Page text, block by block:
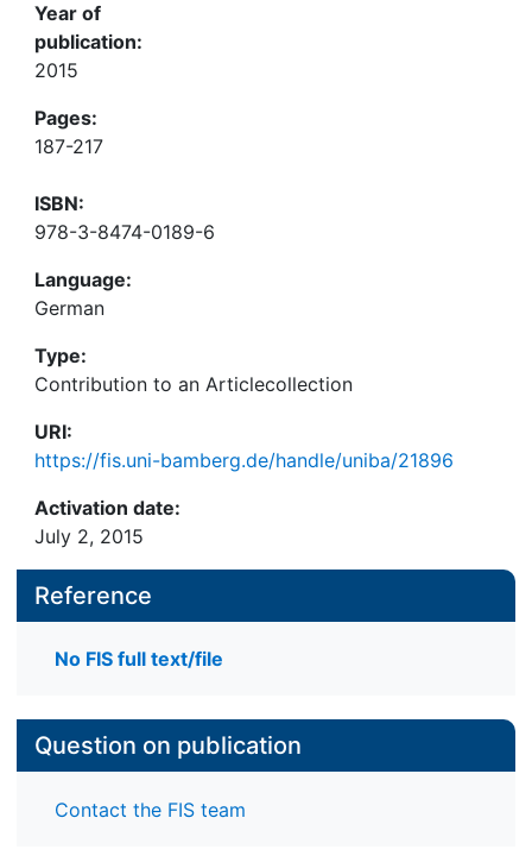
Year of
publication:
2015
Pages:
187-217
ISBN:
978-3-8474-0189-6
Language:
German
Type:
Contribution to an Articlecollection
URI:
https://fis.uni-bamberg.de/handle/uniba/21896
Activation date:
July 2, 2015
Reference
No FIS full text/file
Question on publication
Contact the FIS team